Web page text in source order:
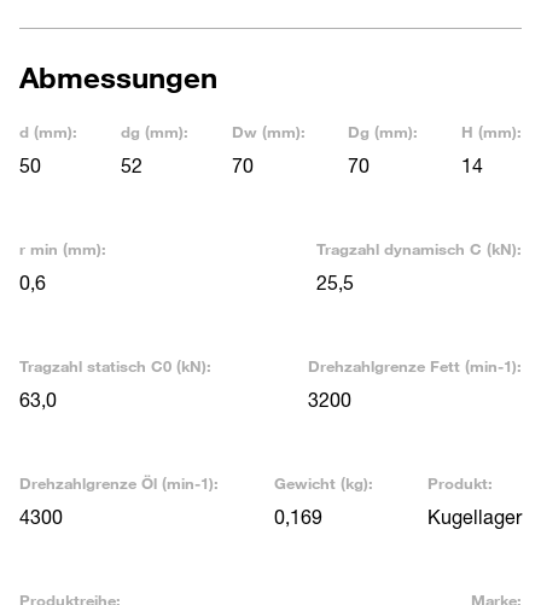
Abmessungen
d (mm):
50
dg (mm):
52
Dw (mm):
70
Dg (mm):
70
H (mm):
14
r min (mm):
0,6
Tragzahl dynamisch C (kN):
25,5
Tragzahl statisch C0 (kN):
63,0
Drehzahlgrenze Fett (min-1):
3200
Drehzahlgrenze Öl (min-1):
4300
Gewicht (kg):
0,169
Produkt:
Kugellager
Produktreihe: Marke: